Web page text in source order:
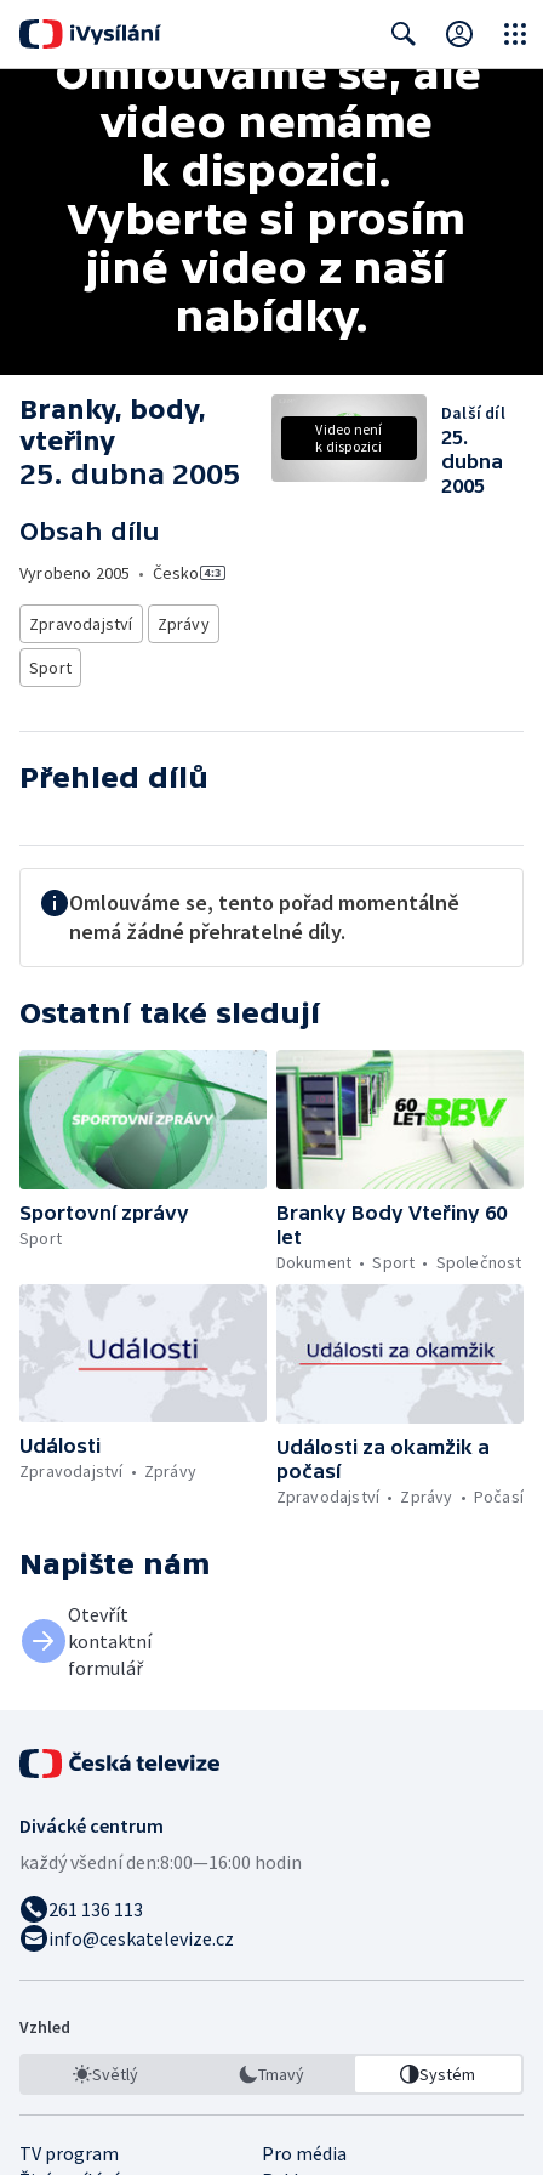
Search
Omlouváme se, ale
video nemáme
k dispozici.
Vyberte si prosím
jiné video z naší
nabídky.
Branky, body,
vteřiny
25. dubna 2005
Obsah dílu
Vyrobeno 2005 • Česko
Zpravodajství
Zprávy
Sport
Video není
k dispozici
Další díl
25.
dubna
2005
Přehled dílů
Omlouváme se, tento pořad momentálně
nemá žádné přehratelné díly.
Ostatní také sledují
Sportovní zprávy
Sport
Branky Body Vteřiny 60
let
Dokument
Sport Společnost
Události
Zpravodajství
Zprávy
Události za okamžik a
počasí
Zpravodajství
Zprávy Počasí
Napište nám
Otevřít
kontaktní
formulář
Divácké centrum
každý všední den:8:00—16:00 hodin
261 136 113
info@ceskatelevize.cz
Vzhled
Světlý Tmavý Systém
TV program
Pro média